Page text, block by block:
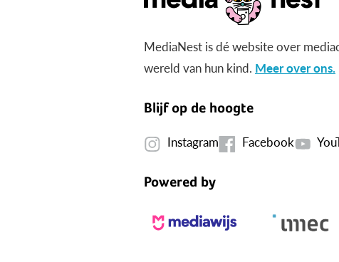
MediaNest is dé website over
wereld van hun kind. Meer over ons.
Blijf op de hoogte
Instagram Facebook
Powered by